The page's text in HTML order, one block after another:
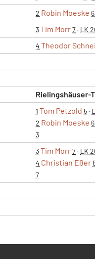
2 Robin Moeske 6
3Tim Morr7· LK
4 Theodor
Rielingshäuser-
1 Tom Petzold 5·
2 Robin Moeske 6
3
3Tim Morr7· LK
4 Christian Eßer
7